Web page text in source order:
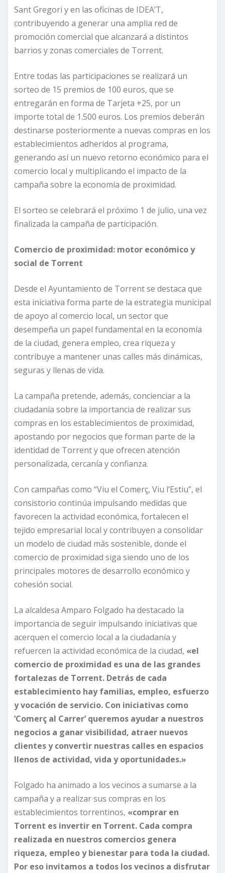
Sant Gregori y en las oficinas de IDEA’T,
contribuyendo a generar una amplia red de
promoción comercial que alcanzará a distintos
barrios y zonas comerciales de Torrent.
Entre todas las participaciones se realizará un
sorteo de 15 premios de 100 euros, que se
entregarán en forma de Tarjeta +25, por un
importe total de 1.500 euros. Los premios deberán
destinarse posteriormente a nuevas compras en los
establecimientos adheridos al programa,
generando así un nuevo retorno económico para el
comercio local y multiplicando el impacto de la
campaña sobre la economía de proximidad.
El sorteo se celebrará el próximo 1 de julio, una vez
finalizada la campaña de participación.
Comercio de proximidad: motor económico y
social de Torrent
Desde el Ayuntamiento de Torrent se destaca que
esta iniciativa forma parte de la estrategia municipal
de apoyo al comercio local, un sector que
desempeña un papel fundamental en la economía
de la ciudad, genera empleo, crea riqueza y
contribuye a mantener unas calles más dinámicas,
seguras y llenas de vida.
La campaña pretende, además, concienciar a la
ciudadanía sobre la importancia de realizar sus
compras en los establecimientos de proximidad,
apostando por negocios que forman parte de la
identidad de Torrent y que ofrecen atención
personalizada, cercanía y confianza.
Con campañas como “Viu el Comerç, Viu l’Estiu”, el
consistorio continúa impulsando medidas que
favorecen la actividad económica, fortalecen el
tejido empresarial local y contribuyen a consolidar
un modelo de ciudad más sostenible, donde el
comercio de proximidad siga siendo uno de los
principales motores de desarrollo económico y
cohesión social.
La alcaldesa Amparo Folgado ha destacado la
importancia de seguir impulsando iniciativas que
acerquen el comercio local a la ciudadanía y
refuercen la actividad económica de la ciudad, «el
comercio de proximidad es una de las grandes
fortalezas de Torrent. Detrás de cada
establecimiento hay familias, empleo, esfuerzo
y vocación de servicio. Con iniciativas como
‘Comerç al Carrer’ queremos ayudar a nuestros
negocios a ganar visibilidad, atraer nuevos
clientes y convertir nuestras calles en espacios
llenos de actividad, vida y oportunidades.»
Folgado ha animado a los vecinos a sumarse a la
campaña y a realizar sus compras en los
establecimientos torrentinos, «comprar en
Torrent es invertir en Torrent. Cada compra
realizada en nuestros comercios genera
riqueza, empleo y bienestar para toda la ciudad.
Por eso invitamos a todos los vecinos a disfrutar